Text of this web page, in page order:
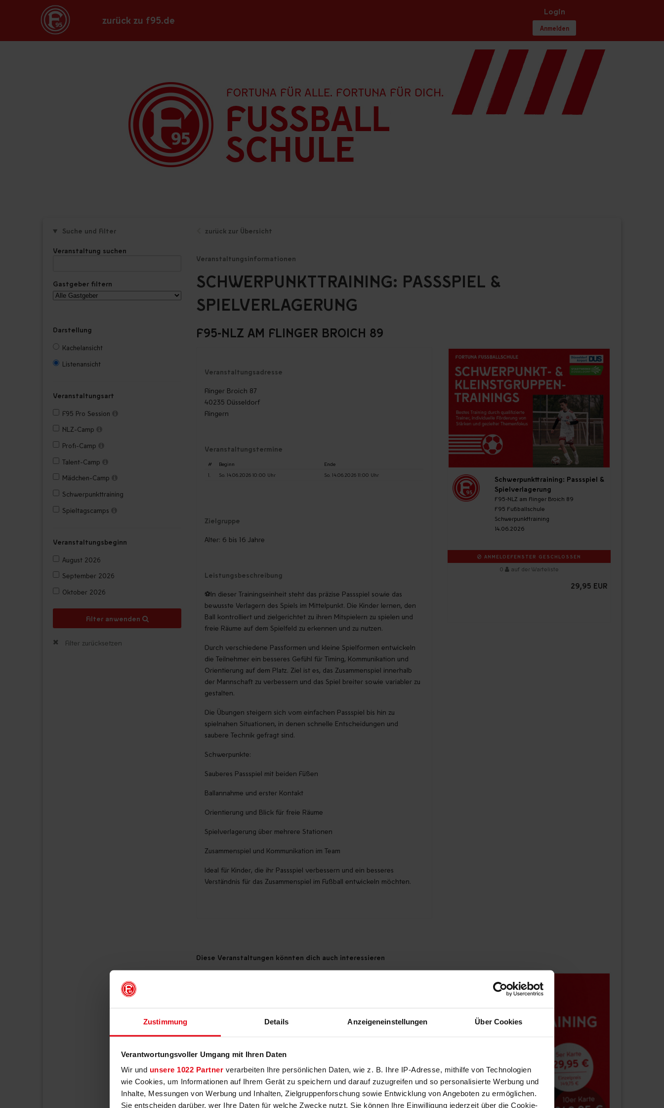
Zustimmung Details Anzeigeneinstellungen Über Cookies
Verantwortungsvoller Umgang mit Ihren Daten
Wir und unsere 1022 Partner verarbeiten Ihre persönlichen Daten, wie z. B. Ihre IP-Adresse, mithilfe von Technologien
wie Cookies, um Informationen auf Ihrem Gerät zu speichern und darauf zuzugreifen und so personalisierte Werbung und
Inhalte, Messungen von Werbung und Inhalten, Zielgruppenforschung sowie Entwicklung von Angeboten zu ermöglichen.
Sie entscheiden darüber, wer Ihre Daten für welche Zwecke nutzt. Sie können Ihre Einwilligung jederzeit über die Cookie-
zurück zu f95.de
Login
Anmelden
Suche und Filter
Veranstaltung suchen
Gastgeber filtern
Darstellung
Kachelansicht
Listenansicht
Veranstaltungsart
F95 Pro Session
NLZ-Camp
Profi-Camp
Talent-Camp
Mädchen-Camp
Schwerpunkttraining
Spieltagscamps
Veranstaltungsbeginn
August 2026
September 2026
Oktober 2026
Filter anwenden
Filter zurücksetzen
zurück zur Übersicht
Veranstaltungsinformationen
SCHWERPUNKTTRAINING: PASSSPIEL &
SPIELVERLAGERUNG
F95-NLZ AM FLINGER BROICH 89
Veranstaltungsadresse
Flinger Broich 87
40235 Düsseldorf
Flingern
Veranstaltungstermine
# Beginn
Ende
1.
So. 14.06.2026 10:00 Uhr So. 14.06.2026 11:00 Uhr
Zielgruppe
Alter: 6 bis 16 Jahre
Leistungsbeschreibung
⚽In dieser Trainingseinheit steht das präzise Passspiel sowie das
bewusste Verlagern des Spiels im Mittelpunkt. Die Kinder lernen, den
Ball kontrolliert und zielgerichtet zu ihren Mitspielern zu spielen und
freie Räume auf dem Spielfeld zu erkennen und zu nutzen.
Durch verschiedene Passformen und kleine Spielformen entwickeln
die Teilnehmer ein besseres Gefühl für Timing, Kommunikation und
Orientierung auf dem Platz. Ziel ist es, das Zusammenspiel innerhalb
der Mannschaft zu verbessern und das Spiel breiter sowie variabler zu
gestalten.
Die Übungen steigern sich vom einfachen Passspiel bis hin zu
spielnahen Situationen, in denen schnelle Entscheidungen und
saubere Technik gefragt sind.
Schwerpunkte:
Sauberes Passspiel mit beiden Füßen
Ballannahme und erster Kontakt
Orientierung und Blick für freie Räume
Spielverlagerung über mehrere Stationen
Zusammenspiel und Kommunikation im Team
Ideal für Kinder, die ihr Passspiel verbessern und ein besseres
Verständnis für das Zusammenspiel im Fußball entwickeln möchten.
Schwerpunkttraining: Passspiel &
Spielverlagerung
F95-NLZ am Flinger Broich 89
F95 Fußballschule
Schwerpunkttraining
14.06.2026
ANMELDEFENSTER GESCHLOSSEN
0 auf der Warteliste
29,95 EUR
Diese Veranstaltungen könnten dich auch interessieren